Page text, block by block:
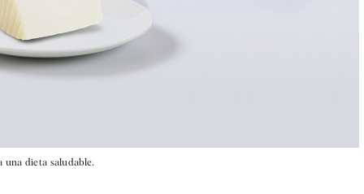
una dieta saludable.